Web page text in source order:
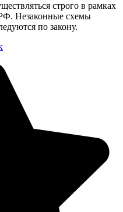
строго в рамках
РФ. Незаконные схемы
по закону.